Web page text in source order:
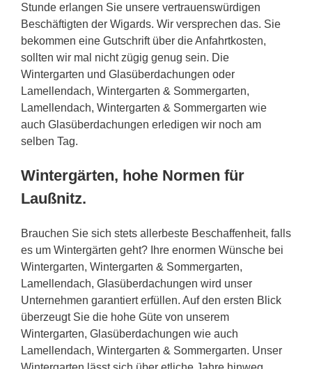
Stunde erlangen Sie unsere vertrauenswürdigen
Beschäftigten der Wigards. Wir versprechen das. Sie
bekommen eine Gutschrift über die Anfahrtkosten,
sollten wir mal nicht zügig genug sein. Die
Wintergarten und Glasüberdachungen oder
Lamellendach, Wintergarten & Sommergarten,
Lamellendach, Wintergarten & Sommergarten wie
auch Glasüberdachungen erledigen wir noch am
selben Tag.
Wintergärten, hohe Normen für
Laußnitz.
Brauchen Sie sich stets allerbeste Beschaffenheit, falls
es um Wintergärten geht? Ihre enormen Wünsche bei
Wintergarten, Wintergarten & Sommergarten,
Lamellendach, Glasüberdachungen wird unser
Unternehmen garantiert erfüllen. Auf den ersten Blick
überzeugt Sie die hohe Güte von unserem
Wintergarten, Glasüberdachungen wie auch
Lamellendach, Wintergarten & Sommergarten. Unser